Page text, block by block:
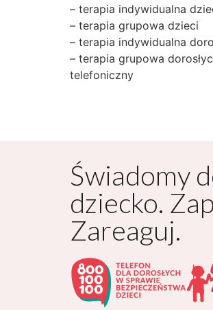
– terapia indywidualna
– terapia grupowa dzieci
– terapia indywidualna
– terapia grupowa
telefoniczny
Świadomy
dziecko.
Zareaguj.